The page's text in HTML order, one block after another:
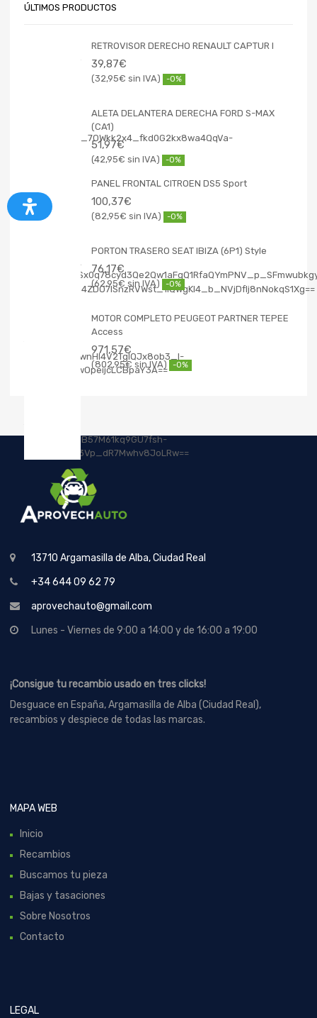
ÚLTIMOS PRODUCTOS
RETROVISOR DERECHO RENAULT CAPTUR I
39,87€
32,95€ -0%
ALETA DELANTERA DERECHA FORD S-MAX
(CA1)
51,97€
42,95€ -0%
PANEL FRONTAL CITROEN DS5 Sport
100,37€
82,95€ -0%
PORTON TRASERO SEAT IBIZA (6P1) Style
76,17€
62,95€ -0%
MOTOR COMPLETO PEUGEOT PARTNER TEPEE
Access
971,57€
802,95€ -0%
13710 Argamasilla de Alba, Ciudad Real
+34 644 09 62 79
aprovechauto@gmail.com
Lunes - Viernes de 9:00 a 14:00 y de 16:00 a 19:00
¡Consigue tu recambio usado en tres clicks!
Desguace en España, Argamasilla de Alba (Ciudad Real),
recambios y despiece de todas las marcas.
MAPA WEB
Inicio
Recambios
Buscamos tu pieza
Bajas y tasaciones
Sobre Nosotros
Contacto
LEGAL